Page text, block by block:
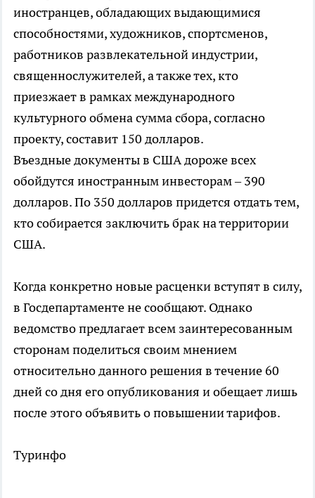
иностранцев, обладающих выдающимися
способностями, художников, спортсменов,
работников развлекательной индустрии,
священнослужителей, а также тех, кто
приезжает в рамках международного
культурного обмена сумма сбора, согласно
проекту, составит 150 долларов.
Въездные документы в США дороже всех
обойдутся иностранным инвесторам – 390
долларов. По 350 долларов придется отдать тем,
кто собирается заключить брак на территории
США.
Когда конкретно новые расценки вступят в силу,
в Госдепартаменте не сообщают. Однако
ведомство предлагает всем заинтересованным
сторонам поделиться своим мнением
относительно данного решения в течение 60
дней со дня его опубликования и обещает лишь
после этого объявить о повышении тарифов.
Туринфо